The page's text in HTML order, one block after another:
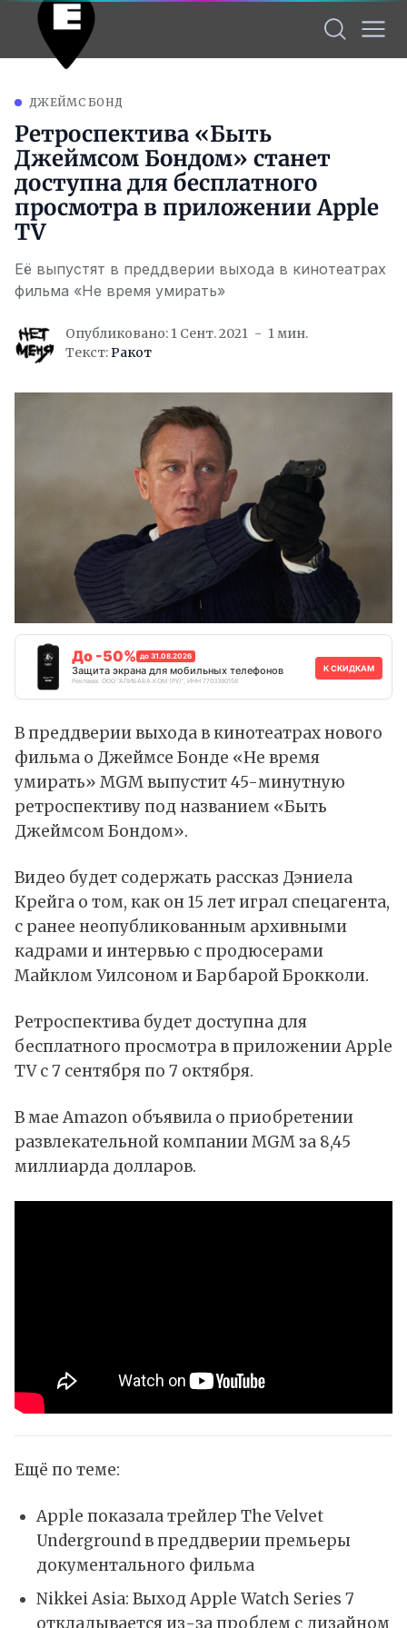
ДЖЕЙМС БОНД
Ретроспектива «Быть
Джеймсом Бондом» станет
доступна для бесплатного
просмотра в приложении Apple
TV
Её выпустят в преддверии выхода в кинотеатрах
фильма «Не время умирать»
Опубликовано: 1 Сент. 2021
1 мин.
Текст:Ракот
До -50% до 31.08.2026
Защита экрана для мобильных телефонов
Реклама. ООО "АЛИБАБА.КОМ (РУ)", ИНН 7703380158
К СКИДКАМ
В преддверии выхода в кинотеатрах нового
фильма о Джеймсе Бонде «Не время
умирать» MGM выпустит 45-минутную
ретроспективу под названием «Быть
Джеймсом Бондом».
Видео будет содержать рассказ Дэниела
Крейга о том, как он 15 лет играл спецагента,
с ранее неопубликованным архивными
кадрами и интервью с продюсерами
Майклом Уилсоном и Барбарой Брокколи.
Ретроспектива будет доступна для
бесплатного просмотра в приложении Apple
TV с 7 сентября по 7 октября.
В мае Amazon объявила о приобретении
развлекательной компании MGM за 8,45
миллиарда долларов.
Ещё по теме:
Apple показала трейлер The Velvet
Underground в преддверии премьеры
документального фильма
Nikkei Asia: Выход Apple Watch Series 7
откладывается из-за проблем с дизайном